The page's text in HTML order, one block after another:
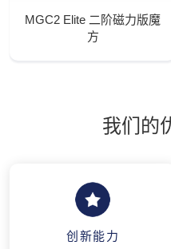
MGC2 Elite 二阶磁力版魔
方
我们的
创新能力